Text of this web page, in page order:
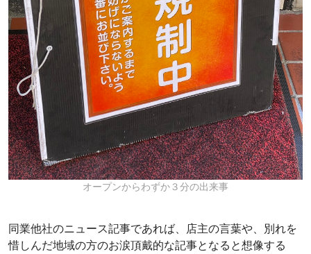
オープンからわずか３分の出来事
同業他社のニュース記事であれば、店主の言葉や、別れを
惜しんだ地域の方のお涙頂戴的な記事となると想像する